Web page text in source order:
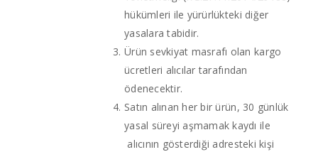
hükümleri ile yürürlükteki diğer
yasalara tabidir.
Ürün sevkiyat masrafı olan kargo
ücretleri alıcılar tarafından
ödenecektir.
Satın alınan her bir ürün, 30 günlük
yasal süreyi aşmamak kaydı ile
alıcının gösterdiği adresteki kişi